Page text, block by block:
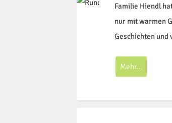
Familie Hiendl
nur mit warmen
Geschichten
Mehr...